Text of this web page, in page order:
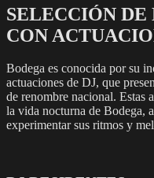
SELECCIÓN
CON
Bodega es conocida por su
actuaciones de DJ, que
de renombre nacional. Estas
la vida nocturna de Bodega,
experimentar sus ritmos y